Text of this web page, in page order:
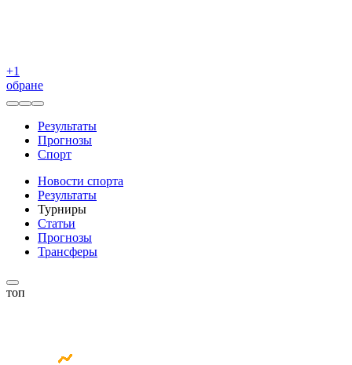
+1
обране
Результаты
Прогнозы
Спорт
Новости спорта
Результаты
Турниры
Статьи
Прогнозы
Трансферы
топ